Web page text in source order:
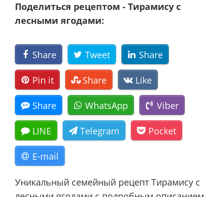
Поделиться рецептом - Тирамису с
лесными ягодами:
Share Tweet Share
Pin it Share Like
Share WhatsApp Viber
LINE Telegram Pocket
E-mail
Уникальный семейный рецепт Тирамису с